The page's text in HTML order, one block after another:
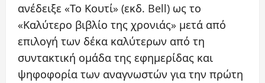
ανέδειξε «Το Κουτί» (εκδ. Bell) ως το
«Καλύτερο βιβλίο της χρονιάς» μετά από
επιλογή των δέκα καλύτερων από τη
συντακτική ομάδα της εφημερίδας και
ψηφοφορία των αναγνωστών για την πρώτη